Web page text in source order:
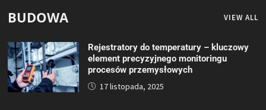
BUDOWA VIEW ALL
Rejestratory do temperatury – kluczowy
element precyzyjnego monitoringu
procesów przemysłowych
17 listopada, 2025